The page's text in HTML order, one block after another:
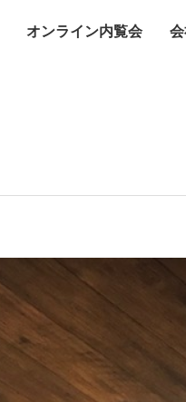
オンライン内覧会